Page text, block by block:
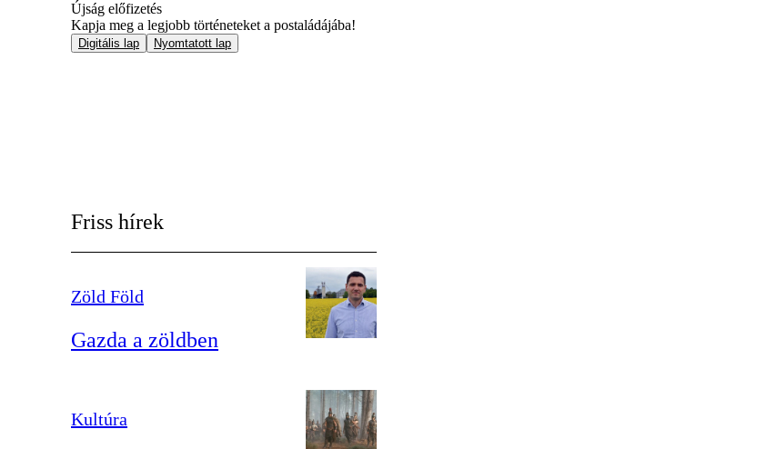
Újság előfizetés
Kapja meg a legjobb történeteket a postaládájába!
Digitális lap Nyomtatott lap
Friss hírek
Zöld Föld
Gazda a zöldben
Kultúra